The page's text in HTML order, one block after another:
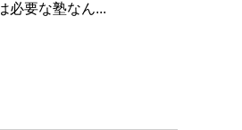
必要な塾なん...